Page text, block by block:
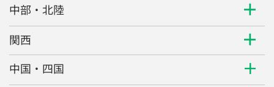
中部・北陸
関西
中国・四国